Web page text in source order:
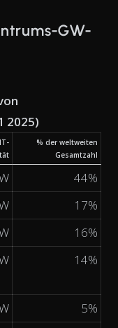
GW-
2025)
IT-
% der weltweiten
Gesamtzahl
44%
17%
16%
14%
5%